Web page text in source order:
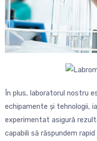
În plus, laboratorul nostru
echipamente și tehnologii,
experimentat asigură
capabili să răspundem